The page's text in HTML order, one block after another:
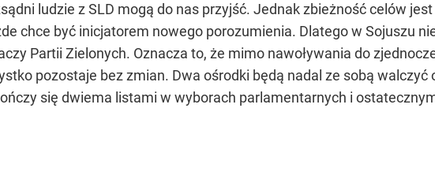
ludzie z SLD mogą do nas przyjść. Jednak zbieżność celów
chce być inicjatorem nowego porozumienia. Dlatego w Sojuszu
Partii Zielonych. Oznacza to, że mimo nawoływania do
pozostaje bez zmian. Dwa ośrodki będą nadal ze sobą walczyć
się dwiema listami w wyborach parlamentarnych i